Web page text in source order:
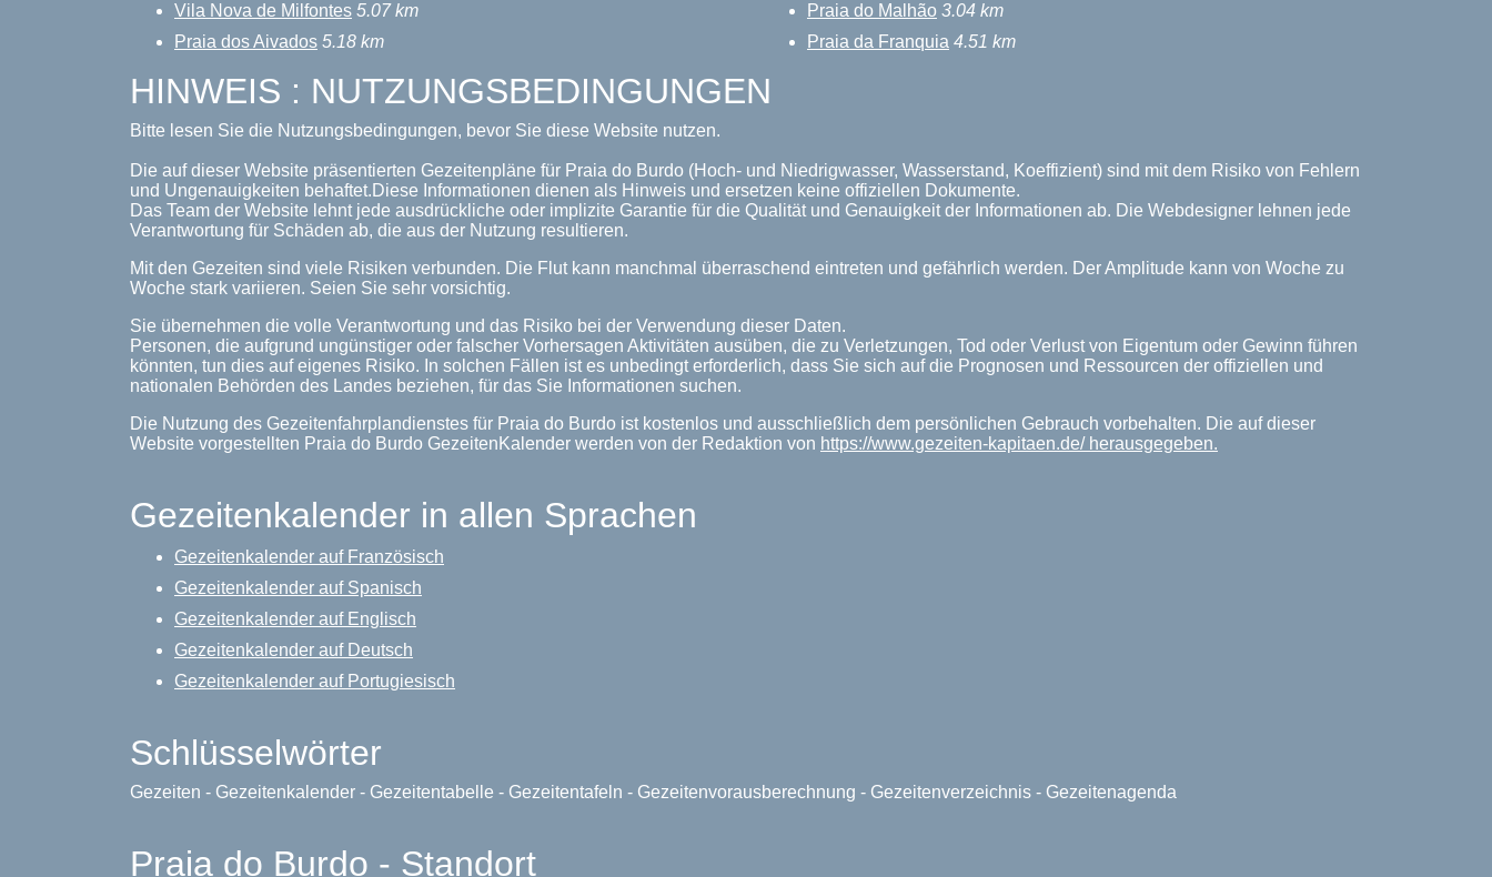
Vila Nova de Milfontes 5.07 km
Praia dos Aivados 5.18 km
Praia do Malhão 3.04 km
Praia da Franquia 4.51 km
HINWEIS : NUTZUNGSBEDINGUNGEN
Bitte lesen Sie die Nutzungsbedingungen, bevor Sie diese Website nutzen.
Die auf dieser Website präsentierten Gezeitenpläne für Praia do Burdo (Hoch- und Niedrigwasser, Wasserstand, Koeffizient) sind mit dem Risiko von Fehlern
und Ungenauigkeiten behaftet.Diese Informationen dienen als Hinweis und ersetzen keine offiziellen Dokumente.
Das Team der Website lehnt jede ausdrückliche oder implizite Garantie für die Qualität und Genauigkeit der Informationen ab. Die Webdesigner lehnen jede
Verantwortung für Schäden ab, die aus der Nutzung resultieren.
Mit den Gezeiten sind viele Risiken verbunden. Die Flut kann manchmal überraschend eintreten und gefährlich werden. Der Amplitude kann von Woche zu
Woche stark variieren. Seien Sie sehr vorsichtig.
Sie übernehmen die volle Verantwortung und das Risiko bei der Verwendung dieser Daten.
Personen, die aufgrund ungünstiger oder falscher Vorhersagen Aktivitäten ausüben, die zu Verletzungen, Tod oder Verlust von Eigentum oder Gewinn führen
könnten, tun dies auf eigenes Risiko. In solchen Fällen ist es unbedingt erforderlich, dass Sie sich auf die Prognosen und Ressourcen der offiziellen und
nationalen Behörden des Landes beziehen, für das Sie Informationen suchen.
Die Nutzung des Gezeitenfahrplandienstes für Praia do Burdo ist kostenlos und ausschließlich dem persönlichen Gebrauch vorbehalten. Die auf dieser
Website vorgestellten Praia do Burdo GezeitenKalender werden von der Redaktion von https://www.gezeiten-kapitaen.de/ herausgegeben.
Gezeitenkalender in allen Sprachen
Gezeitenkalender auf Französisch
Gezeitenkalender auf Spanisch
Gezeitenkalender auf Englisch
Gezeitenkalender auf Deutsch
Gezeitenkalender auf Portugiesisch
Schlüsselwörter
Gezeiten - Gezeitenkalender - Gezeitentabelle - Gezeitentafeln - Gezeitenvorausberechnung - Gezeitenverzeichnis - Gezeitenagenda
Praia do Burdo - Standort